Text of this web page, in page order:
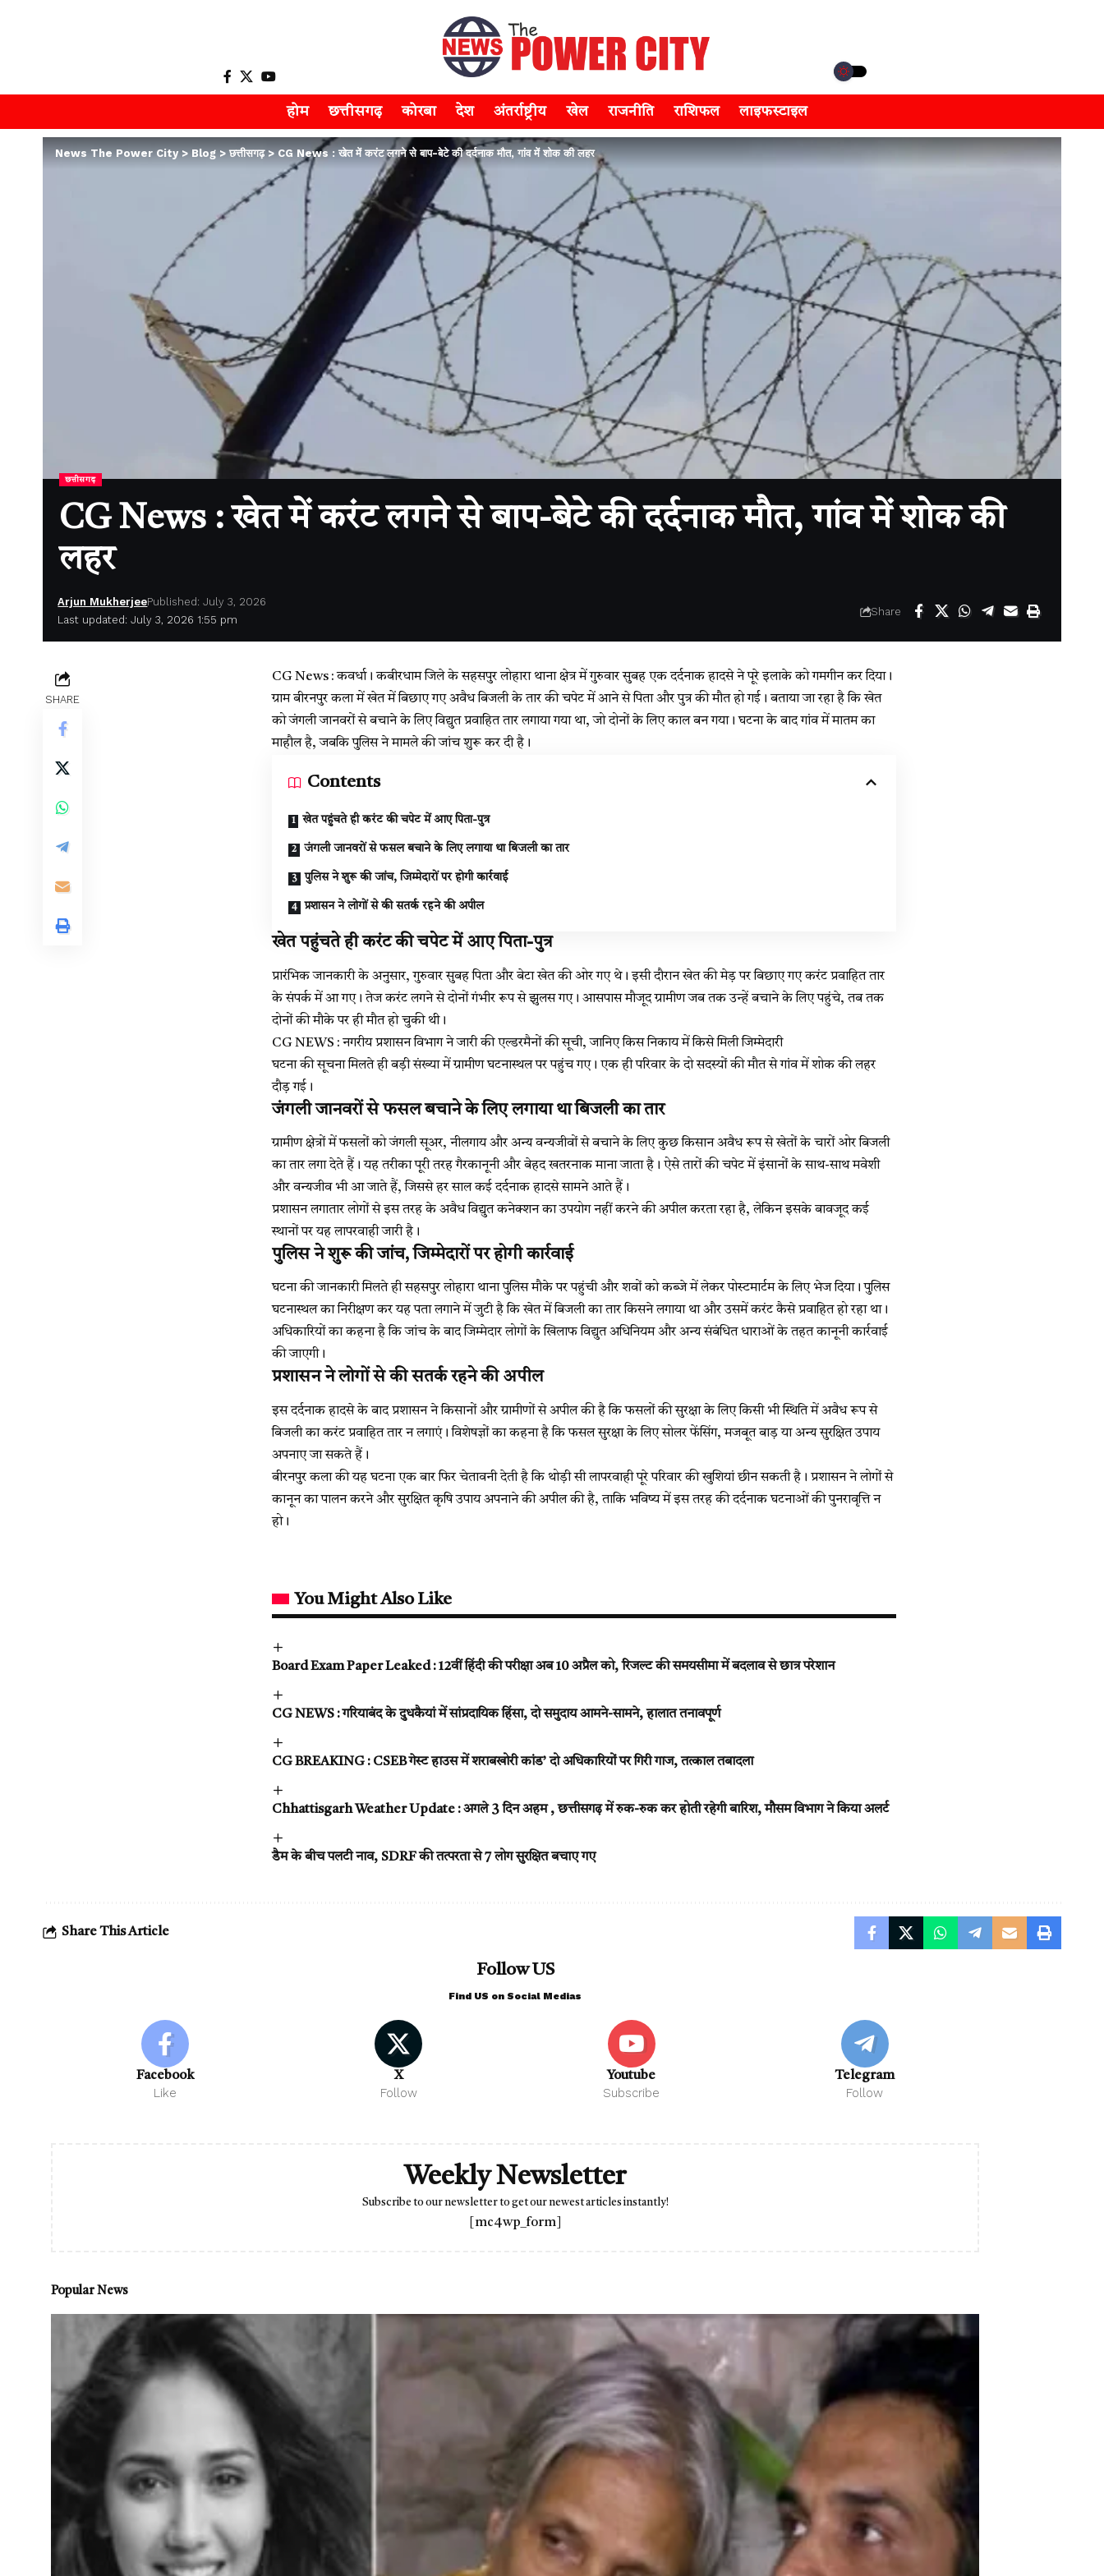
होम छत्तीसगढ़ कोरबा देश अंतर्राष्ट्रीय खेल राजनीति राशिफल लाइफस्टाइल
News The Power City> Blog > छत्तीसगढ़> CG News : खेत में करंट लगने से बाप-बेटे की दर्दनाक मौत, गांव में शोक की लहर
छत्तीसगढ़
CG News : खेत में करंट लगने से बाप-बेटे की दर्दनाक मौत, गांव में शोक की
लहर
Last updated: July 3, 2026 1:55 pm
Arjun MukherjeePublished: July 3, 2026
Share
SHARE
CG News : कवर्धा। कबीरधाम जिले के सहसपुर लोहारा थाना क्षेत्र में गुरुवार सुबह एक दर्दनाक हादसे ने पूरे इलाके को गमगीन कर दिया।
ग्राम बीरनपुर कला में खेत में बिछाए गए अवैध बिजली के तार की चपेट में आने से पिता और पुत्र की मौत हो गई। बताया जा रहा है कि खेत
को जंगली जानवरों से बचाने के लिए विद्युत प्रवाहित तार लगाया गया था, जो दोनों के लिए काल बन गया। घटना के बाद गांव में मातम का
माहौल है, जबकि पुलिस ने मामले की जांच शुरू कर दी है।
Contents
खेत पहुंचते ही करंट की चपेट में आए पिता-पुत्र
जंगली जानवरों से फसल बचाने के लिए लगाया था बिजली का तार
पुलिस ने शुरू की जांच, जिम्मेदारों पर होगी कार्रवाई
प्रशासन ने लोगों से की सतर्क रहने की अपील
खेत पहुंचते ही करंट की चपेट में आए पिता-पुत्र
प्रारंभिक जानकारी के अनुसार, गुरुवार सुबह पिता और बेटा खेत की ओर गए थे। इसी दौरान खेत की मेड़ पर बिछाए गए करंट प्रवाहित तार
के संपर्क में आ गए। तेज करंट लगने से दोनों गंभीर रूप से झुलस गए। आसपास मौजूद ग्रामीण जब तक उन्हें बचाने के लिए पहुंचे, तब तक
दोनों की मौके पर ही मौत हो चुकी थी।
CG NEWS : नगरीय प्रशासन विभाग ने जारी की एल्डरमैनों की सूची, जानिए किस निकाय में किसे मिली जिम्मेदारी
घटना की सूचना मिलते ही बड़ी संख्या में ग्रामीण घटनास्थल पर पहुंच गए। एक ही परिवार के दो सदस्यों की मौत से गांव में शोक की लहर
दौड़ गई।
जंगली जानवरों से फसल बचाने के लिए लगाया था बिजली का तार
ग्रामीण क्षेत्रों में फसलों को जंगली सूअर, नीलगाय और अन्य वन्यजीवों से बचाने के लिए कुछ किसान अवैध रूप से खेतों के चारों ओर बिजली
का तार लगा देते हैं। यह तरीका पूरी तरह गैरकानूनी और बेहद खतरनाक माना जाता है। ऐसे तारों की चपेट में इंसानों के साथ-साथ मवेशी
और वन्यजीव भी आ जाते हैं, जिससे हर साल कई दर्दनाक हादसे सामने आते हैं।
प्रशासन लगातार लोगों से इस तरह के अवैध विद्युत कनेक्शन का उपयोग नहीं करने की अपील करता रहा है, लेकिन इसके बावजूद कई
स्थानों पर यह लापरवाही जारी है।
पुलिस ने शुरू की जांच, जिम्मेदारों पर होगी कार्रवाई
घटना की जानकारी मिलते ही सहसपुर लोहारा थाना पुलिस मौके पर पहुंची और शवों को कब्जे में लेकर पोस्टमार्टम के लिए भेज दिया। पुलिस
घटनास्थल का निरीक्षण कर यह पता लगाने में जुटी है कि खेत में बिजली का तार किसने लगाया था और उसमें करंट कैसे प्रवाहित हो रहा था।
अधिकारियों का कहना है कि जांच के बाद जिम्मेदार लोगों के खिलाफ विद्युत अधिनियम और अन्य संबंधित धाराओं के तहत कानूनी कार्रवाई
की जाएगी।
प्रशासन ने लोगों से की सतर्क रहने की अपील
इस दर्दनाक हादसे के बाद प्रशासन ने किसानों और ग्रामीणों से अपील की है कि फसलों की सुरक्षा के लिए किसी भी स्थिति में अवैध रूप से
बिजली का करंट प्रवाहित तार न लगाएं। विशेषज्ञों का कहना है कि फसल सुरक्षा के लिए सोलर फेंसिंग, मजबूत बाड़ या अन्य सुरक्षित उपाय
अपनाए जा सकते हैं।
बीरनपुर कला की यह घटना एक बार फिर चेतावनी देती है कि थोड़ी सी लापरवाही पूरे परिवार की खुशियां छीन सकती है। प्रशासन ने लोगों से
कानून का पालन करने और सुरक्षित कृषि उपाय अपनाने की अपील की है, ताकि भविष्य में इस तरह की दर्दनाक घटनाओं की पुनरावृत्ति न
हो।
You Might Also Like
Board Exam Paper Leaked : 12वीं हिंदी की परीक्षा अब 10 अप्रैल को, रिजल्ट की समयसीमा में बदलाव से छात्र परेशान
CG NEWS : गरियाबंद के दुधकैयां में सांप्रदायिक हिंसा, दो समुदाय आमने-सामने, हालात तनावपूर्ण
CG BREAKING : CSEB गेस्ट हाउस में शराबखोरी कांड’ दो अधिकारियों पर गिरी गाज, तत्काल तबादला
Chhattisgarh Weather Update : अगले 3 दिन अहम , छत्तीसगढ़ में रुक-रुक कर होती रहेगी बारिश, मौसम विभाग ने किया अलर्ट
डैम के बीच पलटी नाव, SDRF की तत्परता से 7 लोग सुरक्षित बचाए गए
Share This Article
Follow US
Find US on Social Medias
Facebook
Like
X
Follow
Youtube
Subscribe
Telegram
Follow
Weekly Newsletter
Subscribe to our newsletter to get our newest articles instantly!
[mc4wp_form]
Popular News